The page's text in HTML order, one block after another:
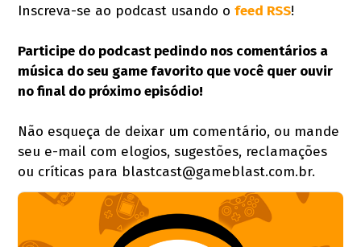
Inscreva-se ao podcast usando ofeed RSS!
Participe do podcast pedindo nos comentários a
música do seu game favorito que você quer ouvir
no final do próximo episódio!
Não esqueça de deixar um comentário, ou mande
seu e-mail com elogios, sugestões, reclamações
ou críticas para blastcast@gameblast.com.br.